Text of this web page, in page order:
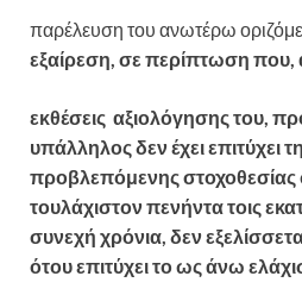
παρέλευση του ανωτέρω
εξαίρεση, σε περίπτωση που,
εκθέσεις αξιολόγησης του,
υπάλληλος δεν έχει επιτύχει
προβλεπόμενης
τουλάχιστον πενήντα τοις
συνεχή χρόνια, δεν
ότου επιτύχει το ως άνω